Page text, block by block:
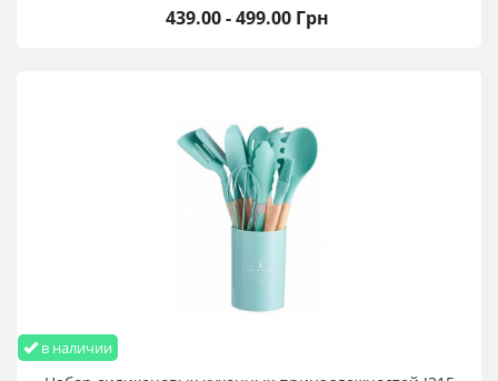
439.00 - 499.00 Грн
в наличии